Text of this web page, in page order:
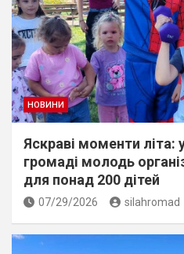
НОВИНИ
Яскраві моменти літа:
громаді молодь
для понад 200 дітей
07/29/2026 silahromad